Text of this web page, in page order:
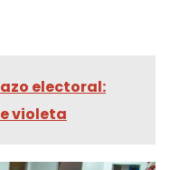
electoral:
violeta